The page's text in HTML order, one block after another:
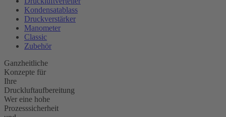
Kondensatablass
Druckverstärker
Manometer
Classic
Zubehör
Ganzheitliche
Konzepte für
Ihre
Druckluftaufbereitung
Wer eine hohe
Prozesssicherheit